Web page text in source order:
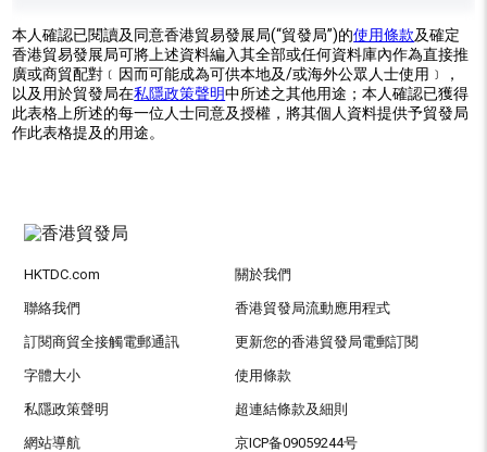
本人確認已閱讀及同意香港貿易發展局(“貿發局”)的使用條款及確定
香港貿易發展局可將上述資料編入其全部或任何資料庫內作為直接推
廣或商貿配對﹝因而可能成為可供本地及/或海外公眾人士使用﹞，
以及用於貿發局在私隱政策聲明中所述之其他用途；本人確認已獲得
此表格上所述的每一位人士同意及授權，將其個人資料提供予貿發局
作此表格提及的用途。
HKTDC.com 關於我們
聯絡我們 香港貿發局流動應用程式
訂閱商貿全接觸電郵通訊 更新您的香港貿發局電郵訂閱
字體大小 使用條款
私隱政策聲明 超連結條款及細則
網站導航 京ICP备09059244号